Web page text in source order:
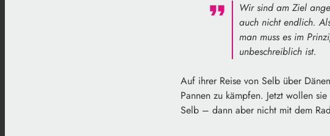
Wir sind am Ziel
auch nicht endlich.
man muss es im
unbeschreiblich ist.
Auf ihrer Reise von Selb über
Pannen zu kämpfen. Jetzt wollen
Selb – dann aber nicht mit dem